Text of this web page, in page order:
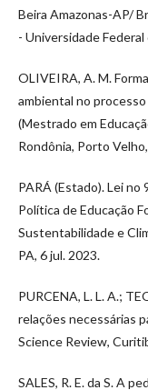
Beira Amazonas-AP/
- Universidade Federal
OLIVEIRA, A. M.
ambiental no
(Mestrado em
Rondônia, Porto
PARÁ (Estado). Lei
Política de Educação
Sustentabilidade e
PA, 6 jul. 2023.
PURCENA, L. L. A.;
relações necessárias
Science Review,
SALES, R. E. da S. A